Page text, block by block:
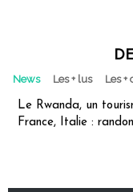
News Les + lus Les
Le Rwanda, un
France, Italie :